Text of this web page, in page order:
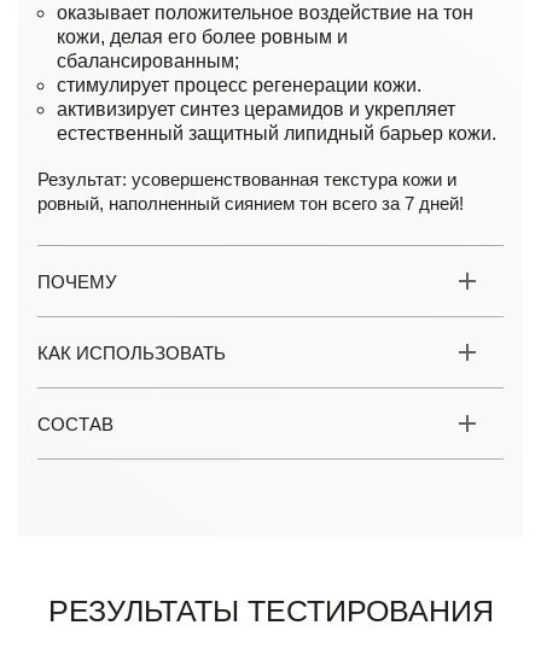
оказывает положительное воздействие на тон
кожи, делая его более ровным и
сбалансированным;
стимулирует процесс регенерации кожи.
активизирует синтез церамидов и укрепляет
естественный защитный липидный барьер кожи.
Результат: усовершенствованная текстура кожи и
ровный, наполненный сиянием тон всего за 7 дней!
ПОЧЕМУ
КАК ИСПОЛЬЗОВАТЬ
СОСТАВ
Результаты тестирования